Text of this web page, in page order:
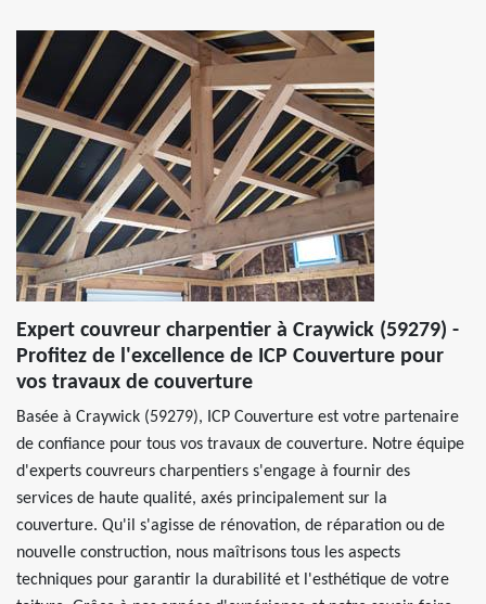
Expert couvreur charpentier à Craywick (59279) -
Profitez de l'excellence de ICP Couverture pour
vos travaux de couverture
Basée à Craywick (59279), ICP Couverture est votre partenaire
de confiance pour tous vos travaux de couverture. Notre équipe
d'experts couvreurs charpentiers s'engage à fournir des
services de haute qualité, axés principalement sur la
couverture. Qu'il s'agisse de rénovation, de réparation ou de
nouvelle construction, nous maîtrisons tous les aspects
techniques pour garantir la durabilité et l'esthétique de votre